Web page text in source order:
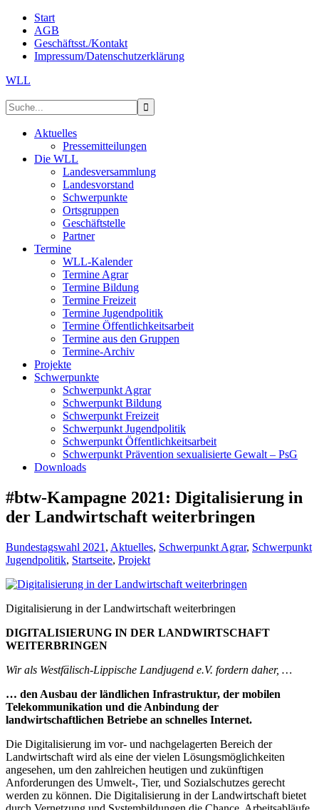
Start
AGB
Geschäftsst./Kontakt
Impressum/Datenschutzerklärung
WLL
Aktuelles
Pressemitteilungen
Die WLL
Landesversammlung
Landesvorstand
Schwerpunkte
Ortsgruppen
Geschäftstelle
Partner
Termine
WLL-Kalender
Termine Agrar
Termine Bildung
Termine Freizeit
Termine Jugendpolitik
Termine Öffentlichkeitsarbeit
Termine aus den Gruppen
Termine-Archiv
Projekte
Schwerpunkte
Schwerpunkt Agrar
Schwerpunkt Bildung
Schwerpunkt Freizeit
Schwerpunkt Jugendpolitik
Schwerpunkt Öffentlichkeitsarbeit
Schwerpunkt Prävention sexualisierte Gewalt – PsG
Downloads
#btw-Kampagne 2021: Digitalisierung in
der Landwirtschaft weiterbringen
Bundestagswahl 2021 , Aktuelles, Schwerpunkt Agrar, Schwerpunkt
Jugendpolitik, Startseite, Projekt
Digitalisierung in der Landwirtschaft weiterbringen
DIGITALISIERUNG IN DER LANDWIRTSCHAFT
WEITERBRINGEN
Wir als Westfälisch-Lippische Landjugend e.V. fordern daher, …
… den Ausbau der ländlichen Infrastruktur, der mobilen
Telekommunikation und die Anbindung der
landwirtschaftlichen Betriebe an schnelles Internet.
Die Digitalisierung im vor- und nachgelagerten Bereich der
Landwirtschaft wird als eine der vielen Lösungsmöglichkeiten
angesehen, um den zahlreichen heutigen und zukünftigen
Anforderungen des Umwelt-, Tier, und Sozialschutzes gerecht
werden zu können. Die Digitalisierung in der Landwirtschaft bietet